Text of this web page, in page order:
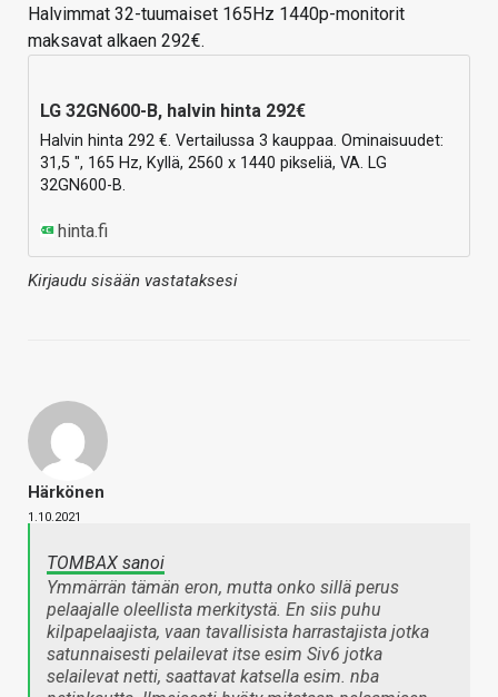
Halvimmat 32-tuumaiset 165Hz 1440p-monitorit
maksavat alkaen 292€.
LG 32GN600-B, halvin hinta 292€
Halvin hinta 292 €. Vertailussa 3 kauppaa. Ominaisuudet:
31,5 ", 165 Hz, Kyllä, 2560 x 1440 pikseliä, VA. LG
32GN600-B.
hinta.fi
Kirjaudu sisään vastataksesi
Härkönen
1.10.2021
TOMBAX sanoi
Ymmärrän tämän eron, mutta onko sillä perus
pelaajalle oleellista merkitystä. En siis puhu
kilpapelaajista, vaan tavallisista harrastajista jotka
satunnaisesti pelailevat itse esim Siv6 jotka
selailevat netti, saattavat katsella esim. nba